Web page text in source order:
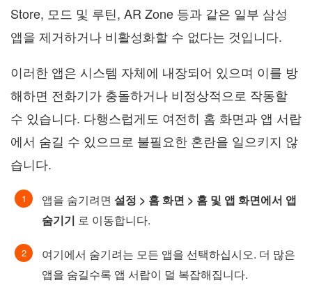
Store, 모드 및 루틴, AR Zone 등과 같은 일부 삼성
앱을 제거하거나 비활성화할 수 없다는 것입니다.
이러한 앱은 시스템 자체에 내장되어 있으며 이를 방
해하면 전화기가 충돌하거나 비정상적으로 작동할
수 있습니다. 다행스럽게도 여전히 홈 화면과 앱 서랍
에서 숨길 수 있으므로 불필요한 혼란을 일으키지 않
습니다.
앱을 숨기려면 설정 > 홈 화면 > 홈 및 앱 화면에서 앱
숨기기 로 이동합니다.
여기에서 숨기려는 모든 앱을 선택하십시오. 더 많은
앱을 숨길수록 앱 서랍이 덜 복잡해집니다.